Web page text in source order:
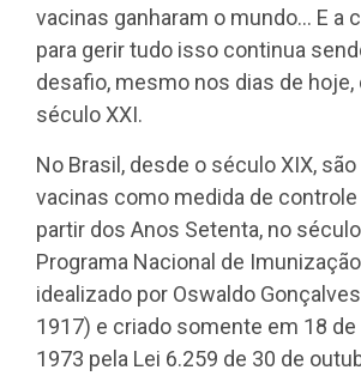
vacinas ganharam o mundo… E a
para gerir tudo isso continua
desafio, mesmo nos dias de hoje,
século XXI.
No Brasil, desde o século XIX,
vacinas como medida de
partir dos Anos Setenta, no
Programa Nacional de
idealizado por Oswaldo
1917) e criado somente em 18
1973 pela Lei 6.259 de 30 de